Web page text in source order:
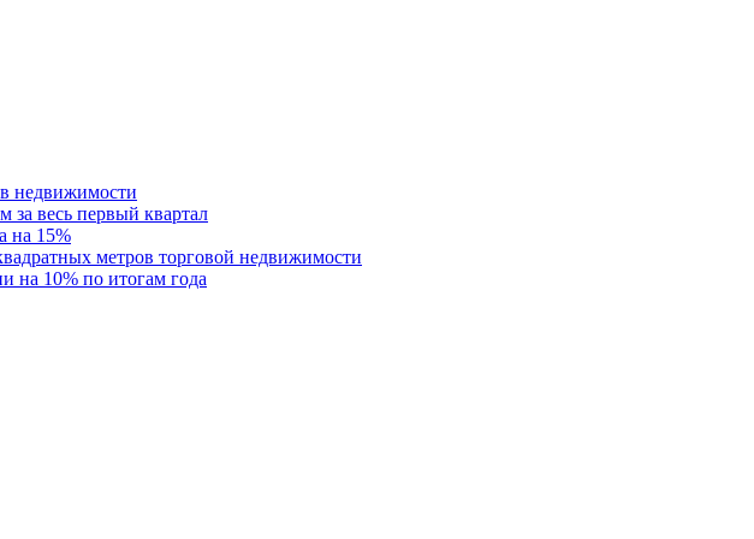
недвижимости
за весь первый квартал
на 15%
метров торговой недвижимости
на 10% по итогам года